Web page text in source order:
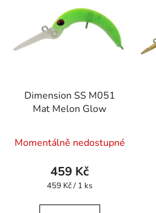
Dimension SS M051
Mat Melon Glow
Momentálně nedostupné
459 Kč
Měrná
459 Kč / 1 ks